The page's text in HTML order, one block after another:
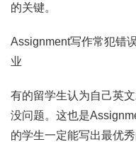
的关键。
Assignment写作常犯错
业
有的留学生认为自己英
没问题。这也是
的学生一定能写出最优